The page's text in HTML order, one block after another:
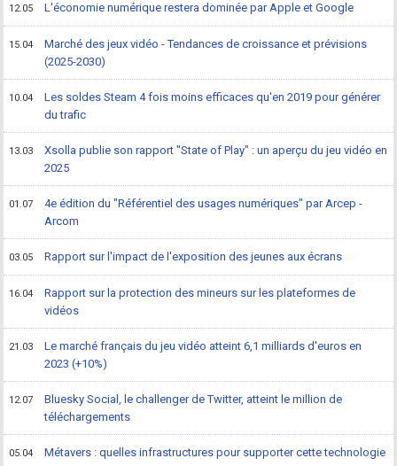
12.05 L'économie numérique restera dominée par Apple et Google
15.04
Marché des jeux vidéo - Tendances de croissance et prévisions
(2025-2030)
10.04
Les soldes Steam 4 fois moins efficaces qu'en 2019 pour générer
du trafic
13.03
Xsolla publie son rapport "State of Play" : un aperçu du jeu vidéo en
2025
01.07
4e édition du "Référentiel des usages numériques" par Arcep -
Arcom
03.05 Rapport sur l'impact de l'exposition des jeunes aux écrans
16.04
Rapport sur la protection des mineurs sur les plateformes de
vidéos
21.03
Le marché français du jeu vidéo atteint 6,1 milliards d'euros en
2023 (+10%)
12.07
Bluesky Social, le challenger de Twitter, atteint le million de
téléchargements
05.04
Métavers : quelles infrastructures pour supporter cette technologie